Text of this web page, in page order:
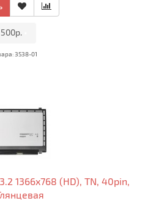
3538-01
1366x768 (HD), TN, 40pin,